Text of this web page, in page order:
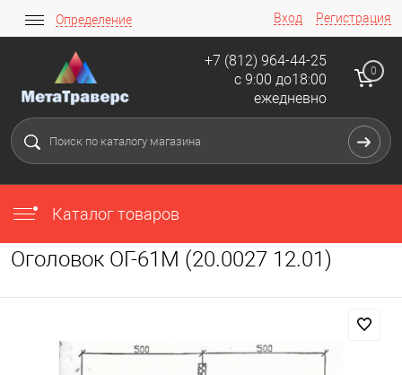
Вход Регистрация
Определение
+7 (812) 964-44-25
с 9:00 до18:00
ежедневно
0
Каталог товаров
Оголовок ОГ-61М (20.0027 12.01)